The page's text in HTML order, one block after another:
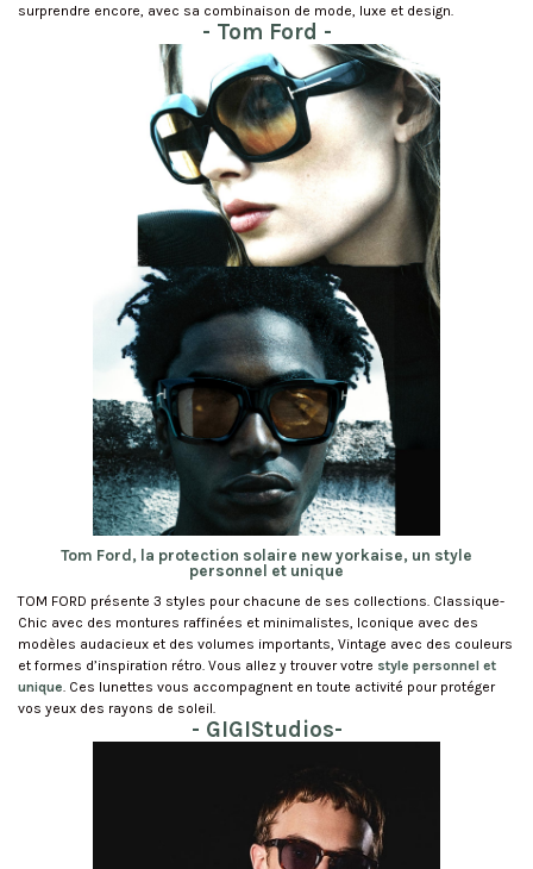
surprendre encore, avec sa combinaison de mode, luxe et design.
- Tom Ford -
Tom Ford, la protection solaire new yorkaise, un style
personnel et unique
TOM FORD présente 3 styles pour chacune de ses collections. Classique-
Chic avec des montures raffinées et minimalistes, Iconique avec des
modèles audacieux et des volumes importants, Vintage avec des couleurs
et formes d’inspiration rétro. Vous allez y trouver votre style personnel et
unique. Ces lunettes vous accompagnent en toute activité pour protéger
vos yeux des rayons de soleil.
- GIGIStudios-